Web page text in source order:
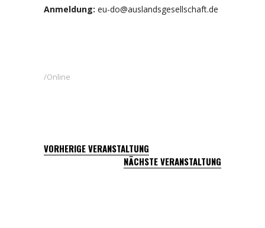
Anmeldung: eu-do@auslandsgesellschaft.de
Online
VORHERIGE VERANSTALTUNG
NÄCHSTE VERANSTALTUNG